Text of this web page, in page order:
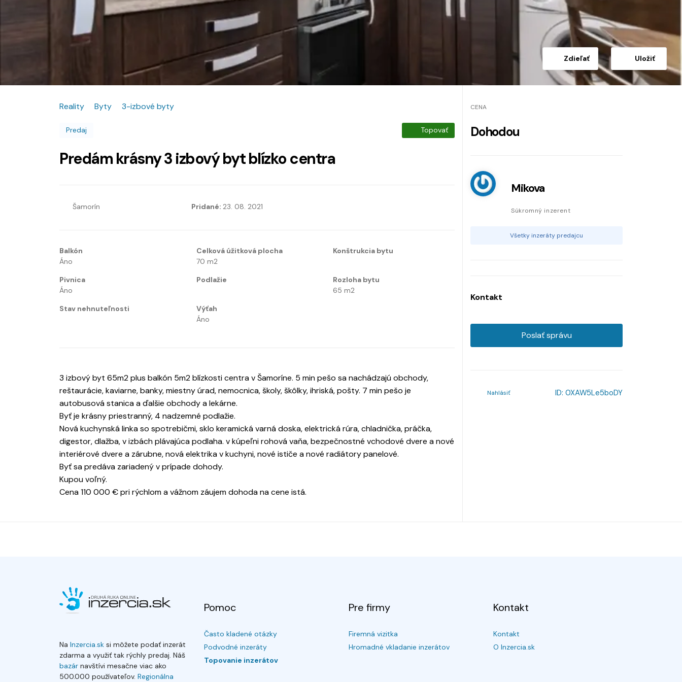
Zdieľať Uložiť
Reality Byty 3-izbové byty
Predaj Topovať
Predám krásny 3 izbový byt blízko centra
Šamorín Pridané: 23. 08. 2021
Balkón
Áno
Celková úžitková plocha
70 m2
Konštrukcia bytu
Pivnica
Áno
Podlažie
Rozloha bytu
65 m2
Stav nehnuteľnosti
Výťah
Áno
3 izbový byt 65m2 plus balkón 5m2 blízkosti centra v Šamoríne. 5 min pešo sa nachádzajú obchody,
reštaurácie, kaviarne, banky, miestny úrad, nemocnica, školy, škôlky, ihriská, pošty. 7 min pešo je
autobusová stanica a ďalšie obchody a lekárne.
Byť je krásny priestranný, 4 nadzemné podlažie.
Nová kuchynská linka so spotrebičmi, sklo keramická varná doska, elektrická rúra, chladnička, práčka,
digestor, dlažba, v izbách plávajúca podlaha. v kúpeľni rohová vaňa, bezpečnostné vchodové dvere a nové
interiérové dvere a zárubne, nová elektrika v kuchyni, nové ističe a nové radiátory panelové.
Byť sa predáva zariadený v prípade dohody.
Kupou voľný.
Cena 110 000 € pri rýchlom a vážnom záujem dohoda na cene istá.
CENA
Dohodou
Mikova
Súkromný inzerent
Všetky inzeráty predajcu
Kontakt
Poslať správu
Nahlásiť ID: 0XAW5Le5boDY
Na Inzercia.sk si môžete podať inzerát
zdarma a využiť tak rýchly predaj. Náš
bazár navštívi mesačne viac ako
500.000 používateľov. Regionálna
Pomoc
Často kladené otázky
Podvodné inzeráty
Topovanie inzerátov
Pre firmy
Firemná vizitka
Hromadné vkladanie inzerátov
Kontakt
Kontakt
O Inzercia.sk